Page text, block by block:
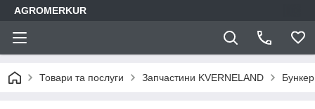
AGROMERKUR
Товари та послуги Запчастини KVERNELAND